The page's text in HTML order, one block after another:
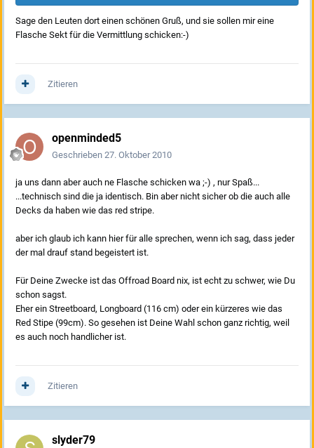
Sage den Leuten dort einen schönen Gruß, und sie sollen mir eine
Flasche Sekt für die Vermittlung schicken:-)
Zitieren
openminded5
Geschrieben 27. Oktober 2010
ja uns dann aber auch ne Flasche schicken wa ;-) , nur Spaß...
...technisch sind die ja identisch. Bin aber nicht sicher ob die auch alle
Decks da haben wie das red stripe.
aber ich glaub ich kann hier für alle sprechen, wenn ich sag, dass jeder
der mal drauf stand begeistert ist.
Für Deine Zwecke ist das Offroad Board nix, ist echt zu schwer, wie Du
schon sagst.
Eher ein Streetboard, Longboard (116 cm) oder ein kürzeres wie das
Red Stipe (99cm). So gesehen ist Deine Wahl schon ganz richtig, weil
es auch noch handlicher ist.
Zitieren
slyder79